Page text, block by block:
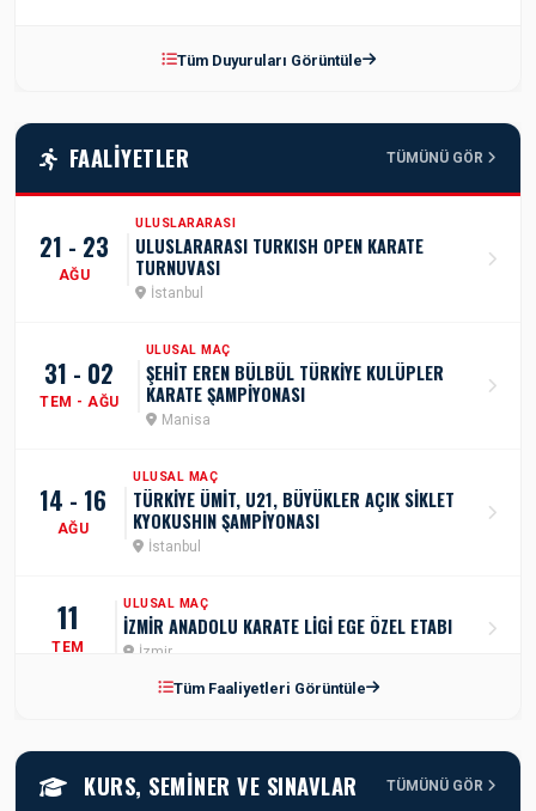
Tüm Duyuruları Görüntüle
FAALIYETLER TÜMÜNÜ GÖR
21 - 23
AĞU
ULUSLARARASI
ULUSLARARASI TURKISH OPEN KARATE
TURNUVASI
İstanbul
31 - 02
TEM - AĞU
ULUSAL MAÇ
ŞEHİT EREN BÜLBÜL TÜRKİYE KULÜPLER
KARATE ŞAMPİYONASI
Manisa
14 - 16
AĞU
ULUSAL MAÇ
TÜRKİYE ÜMİT, U21, BÜYÜKLER AÇIK SİKLET
KYOKUSHIN ŞAMPİYONASI
İstanbul
11
TEM
ULUSAL MAÇ
İZMİR ANADOLU KARATE LİGİ EGE ÖZEL ETABI
İzmir
SPORTOTO TÜRKİYE ÜMİT, GENÇ, U21 KARATE
ŞAMPİYONASI
Samsun
Tüm Faaliyetleri Görüntüle
KURS, SEMINER VE SINAVLAR TÜMÜNÜ GÖR